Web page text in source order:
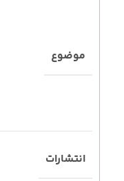
موضوع
انتشارات